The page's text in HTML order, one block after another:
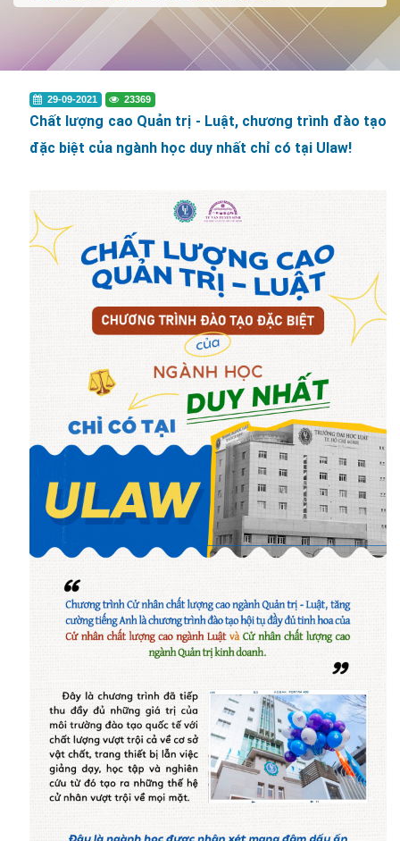
29-09-2021 23369
Chất lượng cao Quản trị - Luật, chương trình đào tạo
đặc biệt của ngành học duy nhất chỉ có tại Ulaw!